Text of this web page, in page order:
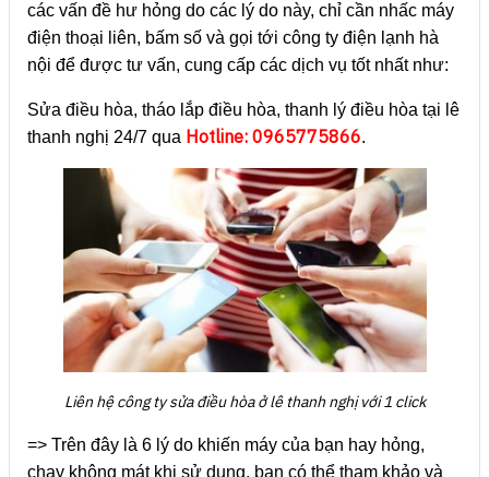
các vấn đề hư hỏng do các lý do này, chỉ cần nhấc máy
điện thoại liên, bấm số và gọi tới công ty điện lạnh hà
nội để được tư vấn, cung cấp các dịch vụ tốt nhất như:
Sửa điều hòa, tháo lắp điều hòa, thanh lý điều hòa tại lê
thanh nghị 24/7 qua Hotline: 0965775866.
Liên hệ công ty sửa điều hòa ở lê thanh nghị với 1 click
=> Trên đây là 6 lý do khiến máy của bạn hay hỏng,
chạy không mát khi sử dụng, bạn có thể tham khảo và